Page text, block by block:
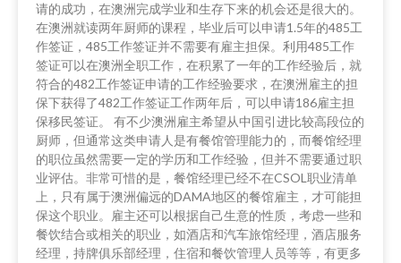
请的成功，在澳洲完成学业和生存下来的机会还是很大的。
在澳洲就读两年厨师的课程，毕业后可以申请1.5年的485工
作签证，485工作签证并不需要有雇主担保。利用485工作
签证可以在澳洲全职工作，在积累了一年的工作经验后，就
符合的482工作签证申请的工作经验要求，在澳洲雇主的担
保下获得了482工作签证工作两年后，可以申请186雇主担
保移民签证。 有不少澳洲雇主希望从中国引进比较高段位的
厨师，但通常这类申请人是有餐馆管理能力的，而餐馆经理
的职位虽然需要一定的学历和工作经验，但并不需要通过职
业评估。非常可惜的是，餐馆经理已经不在CSOL职业清单
上，只有属于澳洲偏远的DAMA地区的餐馆雇主，才可能担
保这个职业。雇主还可以根据自己生意的性质，考虑一些和
餐饮结合或相关的职业，如酒店和汽车旅馆经理，酒店服务
经理，持牌俱乐部经理，住宿和餐饮管理人员等等，有更多